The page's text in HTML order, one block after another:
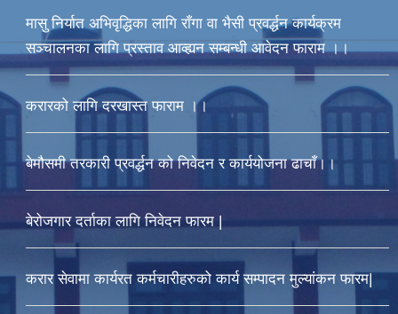
मासु निर्यात अभिवृद्धिका लागि राँगा वा भैसी प्रवर्द्धन कार्यक्रम
सञ्चालनका लागि प्रस्ताव आव्ह्यन सम्बन्धी आवेदन फाराम ।।
करारको लागि दरखास्त फाराम ।।
बेमौसमी तरकारी प्रवर्द्धन को निवेदन र कार्ययोजना ढाचाँ।।
बेरोजगार दर्ताका लागि निवेदन फारम |
करार सेवामा कार्यरत कर्मचारीहरुको कार्य सम्पादन मुल्यांकन फारम|